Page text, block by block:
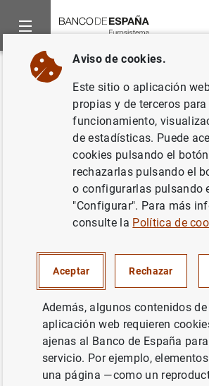
Inicio Punto de Información
Volver
Subastas de Bonos y
Obligaciones del
Segregables. 22 de
Estado Segregables. 22 de
(82KB )
Aviso de cookies.
Este sitio o aplicación
propias y de terceros
funcionamiento,
de estadísticas. Puede
cookies pulsando el
rechazarlas pulsando el
o configurarlas pulsando
"Configurar". Para más
consulte la Política de
Aceptar Rechazar
Además, algunos contenidos
aplicación web requieren
ajenas al Banco de España
servicio. Por ejemplo,
una página —como un